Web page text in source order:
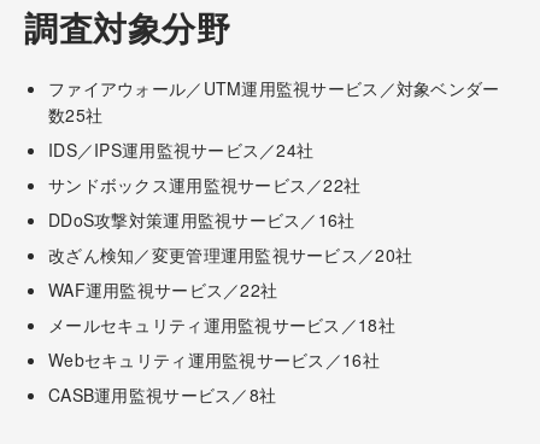
調査対象分野
ファイアウォール／UTM運用監視サービス／対象ベンダー
数25社
IDS／IPS運用監視サービス／24社
サンドボックス運用監視サービス／22社
DDoS攻撃対策運用監視サービス／16社
改ざん検知／変更管理運用監視サービス／20社
WAF運用監視サービス／22社
メールセキュリティ運用監視サービス／18社
Webセキュリティ運用監視サービス／16社
CASB運用監視サービス／8社